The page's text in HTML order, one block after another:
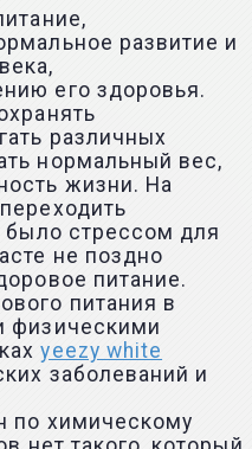
развитие и
его здоровья.
различных
нормальный вес,
жизни. На
было стрессом для
не поздно
питание.
питания в
физическими
yeezy white
заболеваний и
по химическому